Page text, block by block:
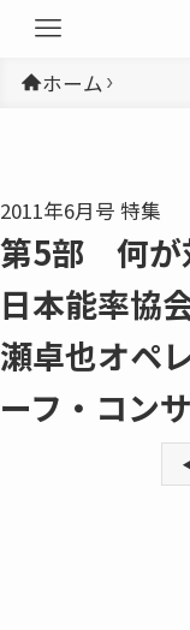
ホーム
2011年6月号 特集
第5部 何が
日本能率協
瀬卓也オペ
ーフ・コン